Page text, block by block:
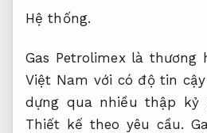
Hệ thống.
Gas Petrolimex là thương
Việt Nam với có độ tin
dựng qua nhiều thập kỷ
Thiết kế theo yêu cầu.